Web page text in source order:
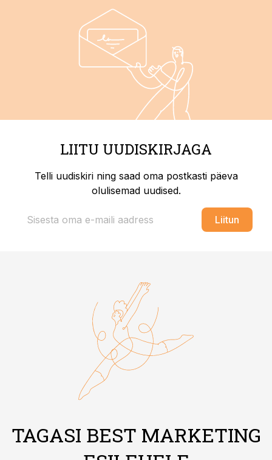
LIITU UUDISKIRJAGA
Telli uudiskiri ning saad oma postkasti päeva
olulisemad uudised.
Liitun
TAGASI BEST MARKETING